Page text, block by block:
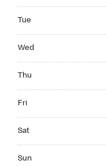
Tue
Wed
Thu
Fri
Sat
Sun